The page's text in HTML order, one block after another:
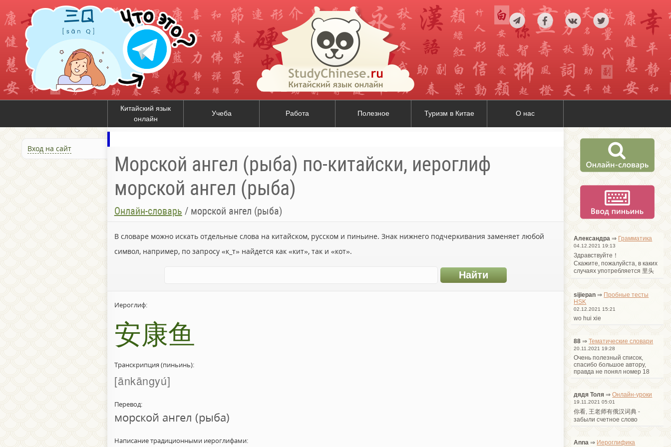
Китайский язык
онлайн
Учеба Работа Полезное Туризм в Китае О нас
Вход на сайт
Морской ангел (рыба) по-китайски, иероглиф
морской ангел (рыба)
Онлайн-словарь / морской ангел (рыба)
В словаре можно искать отдельные слова на китайском, русском и пиньине. Знак нижнего подчеркивания заменяет любой
символ, например, по запросу «к_т» найдется как «кит», так и «кот».
Иероглиф:
安康鱼
Транскрипция (пиньинь):
ānkāngyú
Перевод:
морской ангел (рыба)
Написание традиционными иероглифами:
Александра ⇒ Грамматика
04.12.2021 19:13
Здравствуйте！
Cкажите, пожалуйста, в каких
случаях употребляется 里头
sijiepan ⇒ Пробные тесты
HSK
02.12.2021 15:21
wo hui xie
88 ⇒Тематические словари
20.11.2021 19:28
Очень полезный список,
спасибо большое автору,
правда не понял номер 18
дядя Толя ⇒Онлайн-уроки
19.11.2021 05:01
你看, 王老师有俄汉词典 -
забыли счетное слово
Anna ⇒ Иероглифика